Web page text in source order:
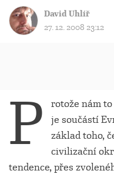
David Uhlíř
27. 12. 2008 23:12
P
rotože nám
je součástí
základ toho,
civilizační
tendence, přes